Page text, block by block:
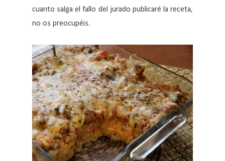
cuanto salga el fallo del jurado publicaré la receta,
no os preocupéis.